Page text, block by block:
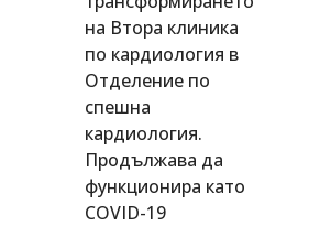
на Втора клиника
по кардиология в
Отделение по
спешна
кардиология.
Продължава да
функционира като
COVID-19